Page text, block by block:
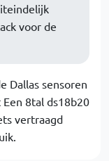
voor de
Dallas sensoren
8tal ds18b20
vertraagd